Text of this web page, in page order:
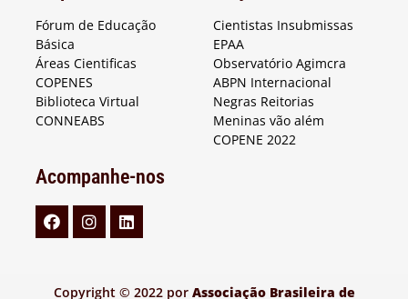
Fórum de Educação
Básica
Áreas Cientificas
COPENES
Biblioteca Virtual
CONNEABS
Cientistas Insubmissas
EPAA
Observatório Agimcra
ABPN Internacional
Negras Reitorias
Meninas vão além
COPENE 2022
Acompanhe-nos
Copyright © 2022 por Associação Brasileira de